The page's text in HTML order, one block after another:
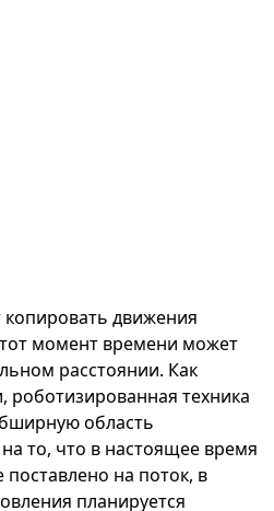
копировать движения
момент времени может
расстоянии. Как
роботизированная техника
область
то, что в настоящее время
на поток, в
планируется